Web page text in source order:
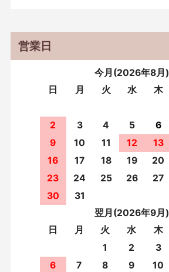
営業日
今月(2026年8月)
日
月 火 水 木
2
3 4 5 6
9
10 11 12 13
16
17 18 19 20
23
24 25 26 27
30
31
翌月(2026年9月)
日
月 火 水 木
1
2 3
6
7 8 9 10